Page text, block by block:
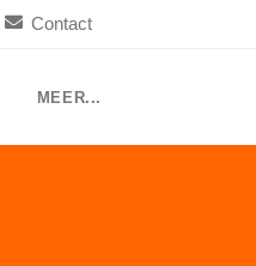
Contact
MEER...